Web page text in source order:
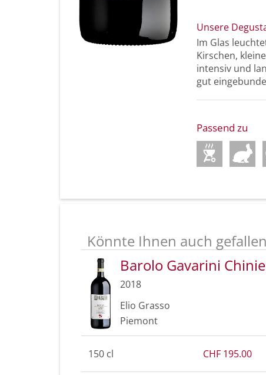
Unsere
Im Glas
Kirschen,
intensiv und
gut
Passend zu
Könnte Ihnen auch
Barolo Gavarini
2018
Elio Grasso
Piemont
150 cl CHF 195.00